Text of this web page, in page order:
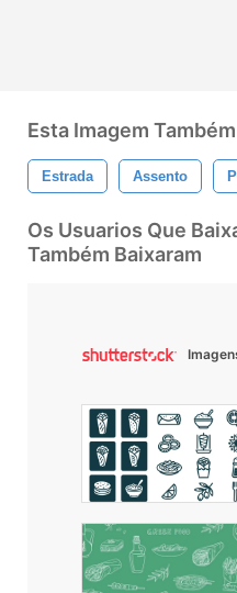
Esta Imagem
Estrada Assento
Os Usuarios Que
Também Baixaram